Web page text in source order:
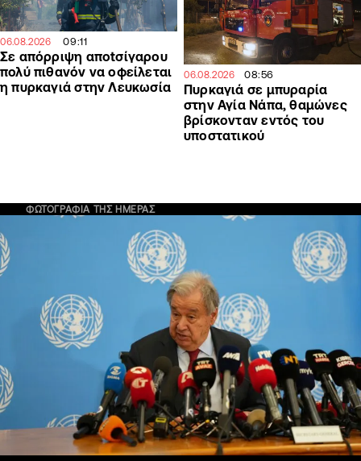
06.08.2026 09:11
Σε απόρριψη απotσίγαρου
πολύ πιθανόν να οφείλεται
η πυρκαγιά στην Λευκωσία
06.08.2026 08:56
Πυρκαγιά σε μπυραρία
στην Αγία Νάπα, θαμώνες
βρίσκονταν εντός του
υποστατικού
ΦΩΤΟΓΡΑΦΙΑ ΤΗΣ ΗΜΕΡΑΣ